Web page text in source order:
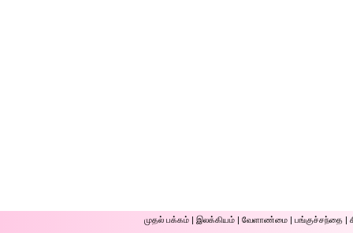
முதல் ப‌க்க‌ம் | இலக்கியம் | வேளாண்மை | பங்குச்சந்தை |